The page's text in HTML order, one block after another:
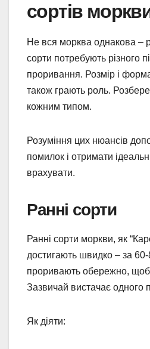
сортів
Не вся морква однакова –
сорти потребують різного
проривання. Розмір і
також грають роль.
кожним типом.
Розуміння цих нюансів
помилок і отримати
врахувати.
Ранні сорти
Ранні сорти моркви, як
достигають швидко – за 60-
проривають обережно, щоб
Зазвичай вистачає одного
Як діяти: